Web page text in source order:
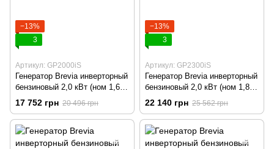
−13%
3
Артикул: GP2000iS
Генератор Brevia инверторный
бензиновый 2,0 кВт (ном 1,6
кВт)
17 752 грн 20 496 грн
−13%
3
Артикул: GP2300iS
Генератор Brevia инверторный
бензиновый 2,0 кВт (ном 1,8
кВт)
22 140 грн 25 562 грн